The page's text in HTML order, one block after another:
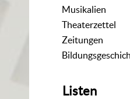
Musikalien
Theaterzettel
Zeitungen
Listen